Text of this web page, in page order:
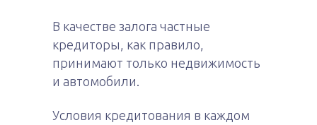
В качестве залога частные
кредиторы, как правило,
принимают только недвижимость
и автомобили.
Условия кредитования в каждом